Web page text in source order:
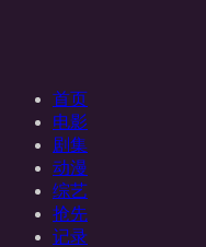
首页
电影
剧集
动漫
综艺
抢先
记录